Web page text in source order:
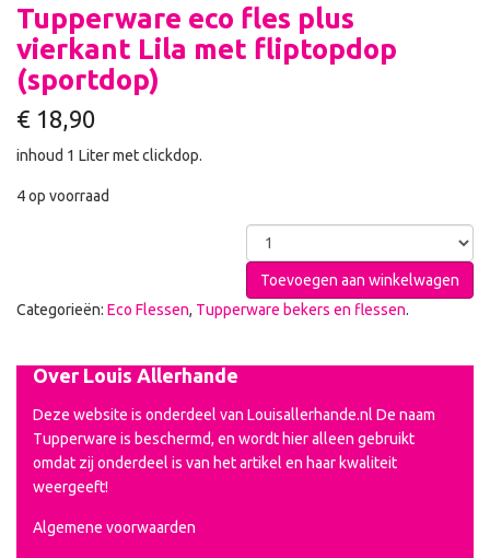
Tupperware eco fles plus
vierkant Lila met fliptopdop
(sportdop)
€ 18,90
inhoud 1 Liter met clickdop.
4 op voorraad
Toevoegen aan winkelwagen
Categorieën: Eco Flessen, Tupperware bekers en flessen.
Over Louis Allerhande
Deze website is onderdeel van Louisallerhande.nl De naam
Tupperware is beschermd, en wordt hier alleen gebruikt
omdat zij onderdeel is van het artikel en haar kwaliteit
weergeeft!
Algemene voorwaarden